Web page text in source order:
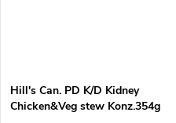
Hill's Can. PD K/D Kidney
Chicken&Veg stew Konz.354g